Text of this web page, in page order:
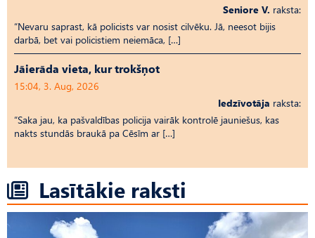
Seniore V. raksta:
“Nevaru saprast, kā policists var nosist cilvēku. Jā, neesot bijis
darbā, bet vai policistiem neiemāca, […]
Jāierāda vieta, kur trokšņot
15:04, 3. Aug, 2026
Iedzīvotāja raksta:
“Saka jau, ka pašvaldības policija vairāk kontrolē jauniešus, kas
nakts stundās braukā pa Cēsīm ar […]
Lasītākie raksti